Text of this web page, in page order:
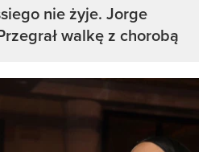
nie żyje. Jorge
walkę z chorobą